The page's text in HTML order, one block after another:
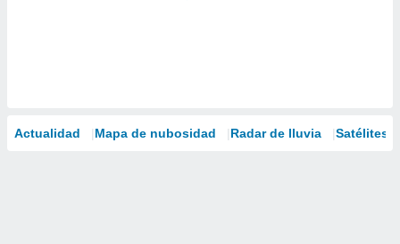
Actualidad Mapa de nubosidad Radar de lluvia Satélites